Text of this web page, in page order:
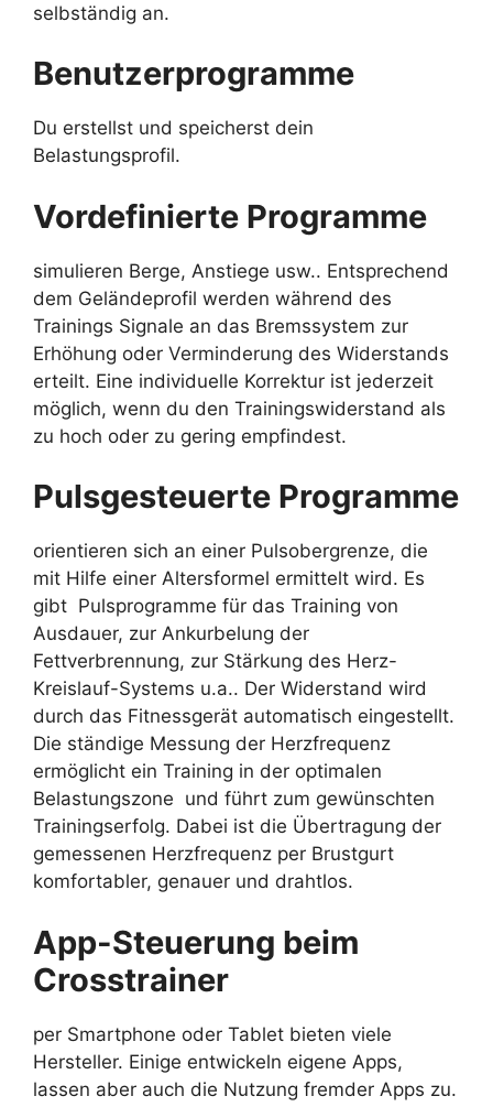
selbständig an.
Benutzerprogramme
Du erstellst und speicherst dein
Belastungsprofil.
Vordefinierte Programme
simulieren Berge, Anstiege usw.. Entsprechend
dem Geländeprofil werden während des
Trainings Signale an das Bremssystem zur
Erhöhung oder Verminderung des Widerstands
erteilt. Eine individuelle Korrektur ist jederzeit
möglich, wenn du den Trainingswiderstand als
zu hoch oder zu gering empfindest.
Pulsgesteuerte Programme
orientieren sich an einer Pulsobergrenze, die
mit Hilfe einer Altersformel ermittelt wird. Es
gibt Pulsprogramme für das Training von
Ausdauer, zur Ankurbelung der
Fettverbrennung, zur Stärkung des Herz-
Kreislauf-Systems u.a.. Der Widerstand wird
durch das Fitnessgerät automatisch eingestellt.
Die ständige Messung der Herzfrequenz
ermöglicht ein Training in der optimalen
Belastungszone und führt zum gewünschten
Trainingserfolg. Dabei ist die Übertragung der
gemessenen Herzfrequenz per Brustgurt
komfortabler, genauer und drahtlos.
App-Steuerung beim
Crosstrainer
per Smartphone oder Tablet bieten viele
Hersteller. Einige entwickeln eigene Apps,
lassen aber auch die Nutzung fremder Apps zu.